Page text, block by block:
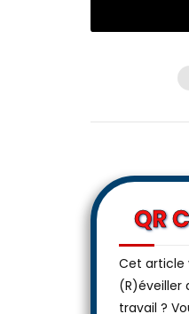
QR
Cet article